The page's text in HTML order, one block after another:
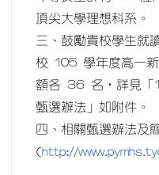
頂尖大學理想科系。
三、鼓勵貴校學生就
校 105 學年度高一
額各 36 名，詳見「
甄選辦法」如附件。
四、相關甄選辦法及
(http://